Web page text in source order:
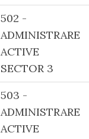
EMITENT
502 -
ADMINISTRARE
ACTIVE
SECTOR 3
503 -
ADMINISTRARE
ACTIVE